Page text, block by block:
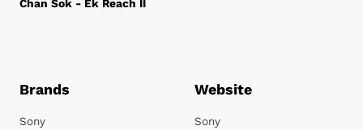
Chan Sok - Ek Reach II
Brands
Sony
Website
Sony